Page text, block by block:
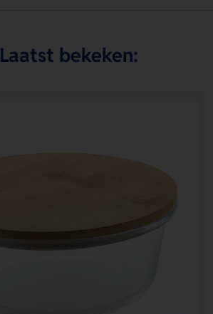
Laatst bekeken: